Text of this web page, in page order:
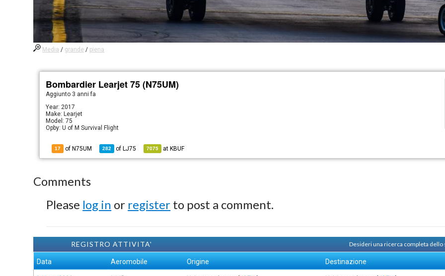
Media / grande / piena
Bombardier Learjet 75 (N75UM)
Aggiunto 3 anni fa
Year: 2017
Make: Learjet
Model: 75
Opby: U of M Survival Flight
17 of N75UM 282 of LJ75 7075 at KBUF
Comments
Please log in or register to post a comment.
REGISTRO ATTIVITA' Desideri una ricerca completa
Data Aeromobile Origine Destinazione